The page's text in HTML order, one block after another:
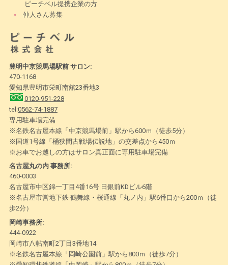
ピーチベル提携企業の方
»
仲人さん募集
豊明中京競馬場駅前 サロン:
470-1168
愛知県豊明市栄町南舘23番地3
0120-951-228
tel:0562-74-1887
専用駐車場完備
※名鉄名古屋本線「中京競馬場前」駅から600ｍ（徒歩5分）
※国道1号線「桶狭間古戦場伝説地」の交差点から450ｍ
※お車でお越しの方はサロン真正面に専用駐車場完備
名古屋丸の内 事務所:
460-0003
名古屋市中区錦一丁目4番16号 日銀前KDビル6階
※名古屋市営地下鉄 鶴舞線・桜通線「丸ノ内」駅6番口から200ｍ（徒
歩2分）
岡崎事務所:
444-0922
岡崎市八帖南町2丁目3番地14
※名鉄名古屋本線「岡崎公園前」駅から800ｍ（徒歩7分）